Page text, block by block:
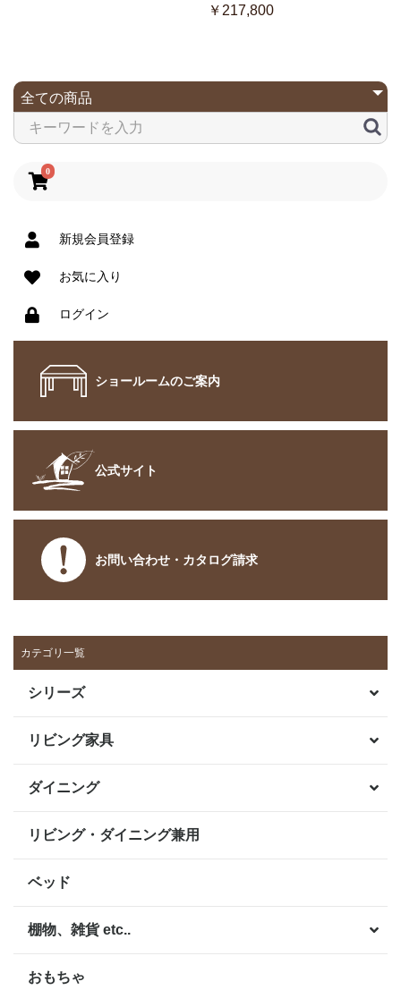
0
新規会員登録
お気に入り
ログイン
ショールームのご案内
公式サイト
お問い合わせ・カタログ請求
カテゴリ一覧
シリーズ
リビング家具
ダイニング
リビング・ダイニング兼用
ベッド
棚物、雑貨 etc..
おもちゃ
￥217,800